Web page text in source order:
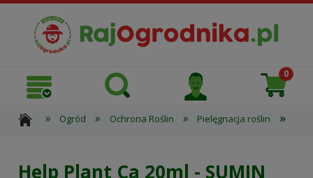
» Ogród » Ochrona Roślin » Pielęgnacja roślin »
Help Plant Ca 20ml - SUMIN